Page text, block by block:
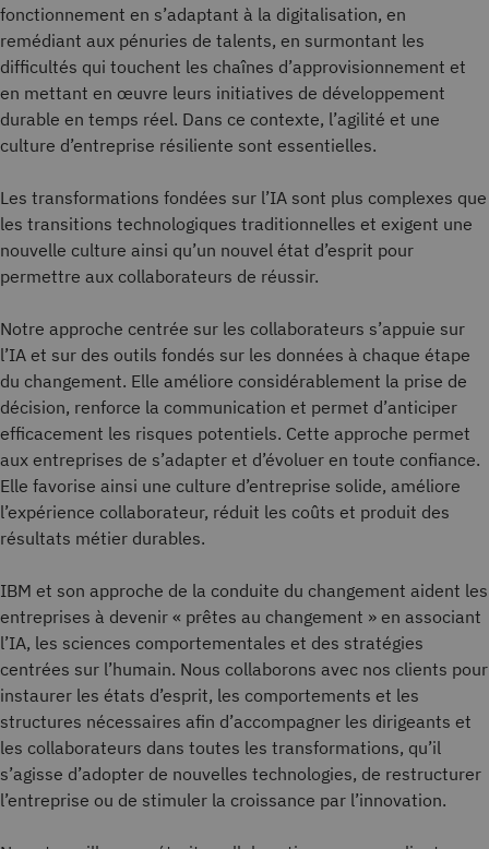
fonctionnement en s’adaptant à la digitalisation, en
remédiant aux pénuries de talents, en surmontant les
difficultés qui touchent les chaînes d’approvisionnement et
en mettant en œuvre leurs initiatives de développement
durable en temps réel. Dans ce contexte, l’agilité et une
culture d’entreprise résiliente sont essentielles.
Les transformations fondées sur l’IA sont plus complexes que
les transitions technologiques traditionnelles et exigent une
nouvelle culture ainsi qu’un nouvel état d’esprit pour
permettre aux collaborateurs de réussir.
Notre approche centrée sur les collaborateurs s’appuie sur
l’IA et sur des outils fondés sur les données à chaque étape
du changement. Elle améliore considérablement la prise de
décision, renforce la communication et permet d’anticiper
efficacement les risques potentiels. Cette approche permet
aux entreprises de s’adapter et d’évoluer en toute confiance.
Elle favorise ainsi une culture d’entreprise solide, améliore
l’expérience collaborateur, réduit les coûts et produit des
résultats métier durables.
IBM et son approche de la conduite du changement aident les
entreprises à devenir « prêtes au changement » en associant
l’IA, les sciences comportementales et des stratégies
centrées sur l’humain. Nous collaborons avec nos clients pour
instaurer les états d’esprit, les comportements et les
structures nécessaires afin d’accompagner les dirigeants et
les collaborateurs dans toutes les transformations, qu’il
s’agisse d’adopter de nouvelles technologies, de restructurer
l’entreprise ou de stimuler la croissance par l’innovation.